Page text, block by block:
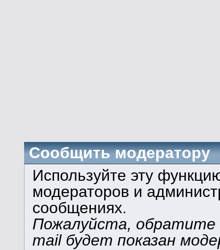
Сообщить модератору
Используйте эту
модераторов и
сообщениях.
Пожалуйста,
mail будет показан